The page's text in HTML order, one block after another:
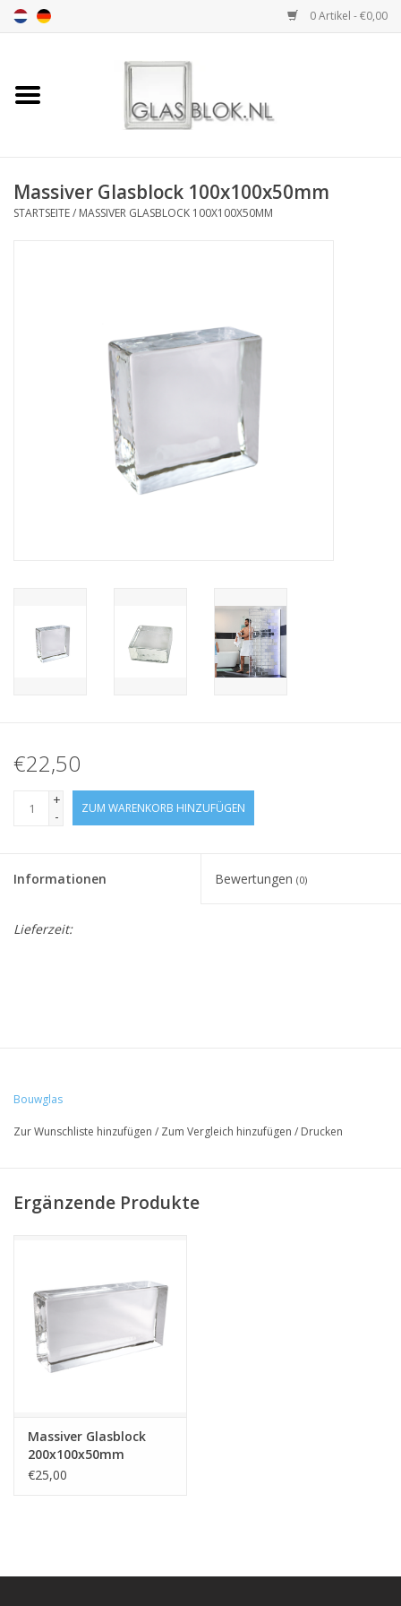
0 Artikel - €0,00
Startseite
DESIGN COLLECTION
Massiver Glasblock 100x100x50mm
STARTSEITE/ MASSIVER GLASBLOCK 100X100X50MM
€22,50
+
-
ZUM WARENKORB HINZUFÜGEN
Informationen Bewertungen (0)
Lieferzeit:
Bouwglas
Zur Wunschliste hinzufügen / Zum Vergleich hinzufügen / Drucken
Ergänzende Produkte
Massiver Glasblock
200x100x50mm
€25,00